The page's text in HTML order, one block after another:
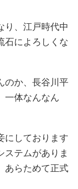
り、江戸時代中
石によろしくな
のか、長谷川平
一体なんなん
にしております
ステムがありま
あらためて正式